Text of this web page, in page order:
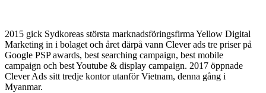
2015 gick Sydkoreas största marknadsföringsfirma Yellow Digital
Marketing in i bolaget och året därpå vann Clever ads tre priser på
Google PSP awards, best searching campaign, best mobile
campaign och best Youtube & display campaign. 2017 öppnade
Clever Ads sitt tredje kontor utanför Vietnam, denna gång i
Myanmar.